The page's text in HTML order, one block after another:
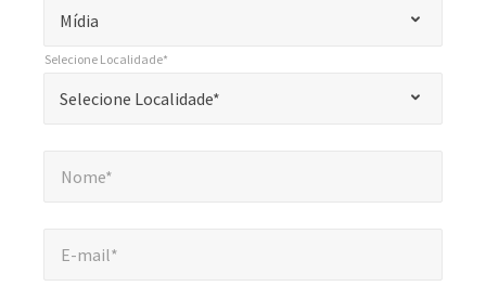
"
indica
Mídia
Selecione Localidade*
Selecione Localidade*
Nome*
E-mail*